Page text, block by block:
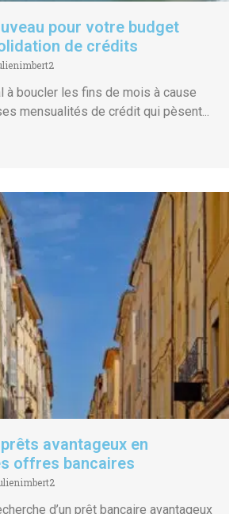
pour votre budget
de crédits
à boucler les fins de mois à cause
mensualités de crédit qui pèsent...
avantageux en
offres bancaires
d’un prêt bancaire avantageux